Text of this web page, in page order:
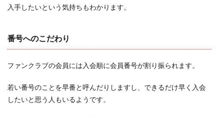
入手したいという気持ちもわかります。
番号へのこだわり
ファンクラブの会員には入会順に会員番号が割り振られます。
若い番号のことを早番と呼んだりしますし、できるだけ早く入会
したいと思う人もいるようです。